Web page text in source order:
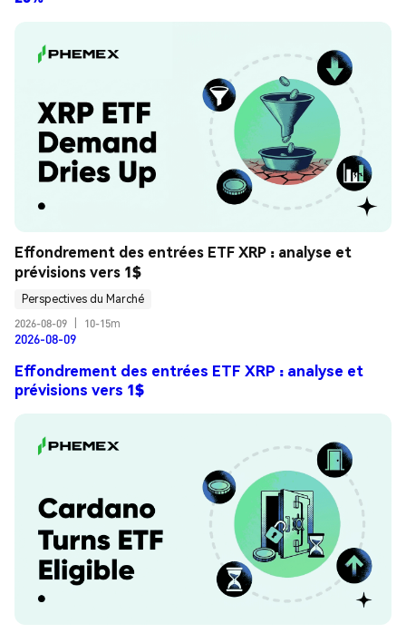
Effondrement des entrées ETF XRP : analyse et
prévisions vers 1$
Perspectives du Marché
2026-08-09
10-15m
2026-08-09
Effondrement des entrées ETF XRP : analyse et
prévisions vers 1$